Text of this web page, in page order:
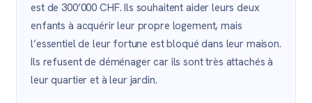
est de 300’000 CHF. Ils souhaitent aider leurs deux
enfants à acquérir leur propre logement, mais
l’essentiel de leur fortune est bloqué dans leur maison.
Ils refusent de déménager car ils sont très attachés à
leur quartier et à leur jardin.